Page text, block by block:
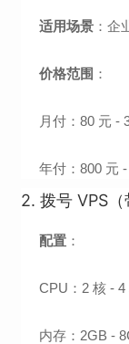
适用场景 ：企
价格范围 ：
月付：80 元 -
年付：800 元
2. 拨号 VPS（
配置 ：
CPU：2 核 - 4
内存：2GB -